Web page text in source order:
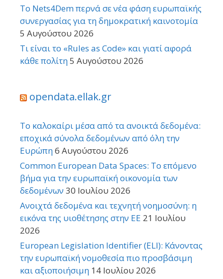
Το Nets4Dem περνά σε νέα φάση ευρωπαϊκής
συνεργασίας για τη δημοκρατική καινοτομία
5 Αυγούστου 2026
Τι είναι το «Rules as Code» και γιατί αφορά
κάθε πολίτη5 Αυγούστου 2026
opendata.ellak.gr
Το καλοκαίρι μέσα από τα ανοικτά δεδομένα:
εποχικά σύνολα δεδομένων από όλη την
Ευρώπη6 Αυγούστου 2026
Common European Data Spaces: Το επόμενο
βήμα για την ευρωπαϊκή οικονομία των
δεδομένων 30 Ιουλίου 2026
Ανοιχτά δεδομένα και τεχνητή νοημοσύνη: η
εικόνα της υιοθέτησης στην ΕΕ 21 Ιουλίου
2026
European Legislation Identifier (ELI): Κάνοντας
την ευρωπαϊκή νομοθεσία πιο προσβάσιμη
και αξιοποιήσιμη 14 Ιουλίου 2026